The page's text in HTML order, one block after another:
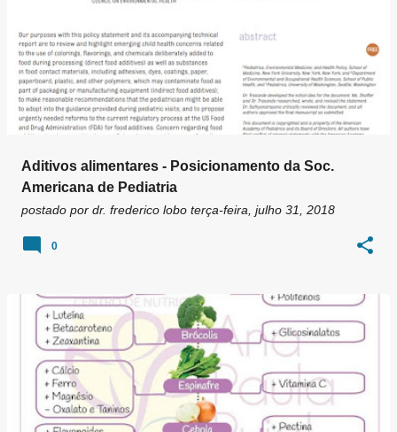
Aditivos alimentares - Posicionamento da Soc.
Americana de Pediatria
postado por dr. frederico lobo terça-feira, julho 31, 2018
0